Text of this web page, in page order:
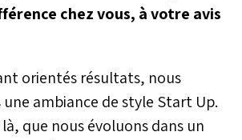
chez vous, à votre avis
orientés résultats, nous
ambiance de style Start Up.
que nous évoluons dans un